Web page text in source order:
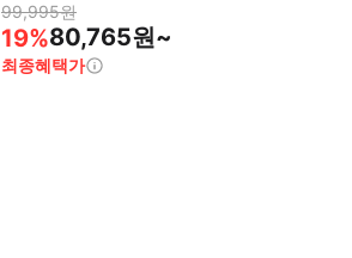
99,995원
19%80,765원~
최종혜택가